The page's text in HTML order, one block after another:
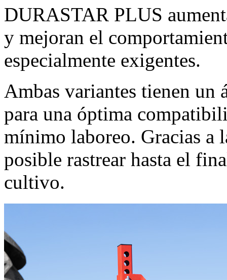
DURASTAR PLUS
y mejoran el
especialmente exigentes.
Ambas variantes tienen
para una óptima
mínimo laboreo. Gracias a
posible rastrear hasta el
cultivo.